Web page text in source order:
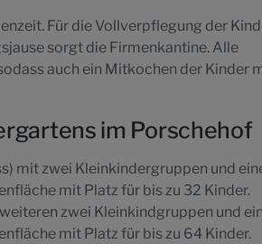
Für die Vollverpflegung der
sorgt die Firmenkantine. Alle
auch ein Mitkochen der Kinder
im Porschehof
mit zwei Kleinkindergruppen und
mit Platz für bis zu 32 Kinder.
zwei Kleinkindgruppen und
mit Platz für bis zu 64 Kinder.